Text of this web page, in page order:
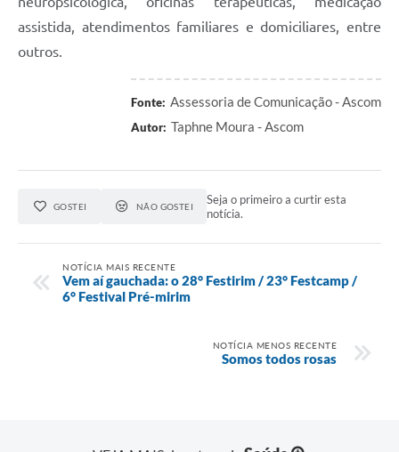
assistida, atendimentos familiares e domiciliares, entre
outros.
Fonte: Assessoria de Comunicação - Ascom
Autor: Taphne Moura - Ascom
GOSTEI NÃO GOSTEI
Seja o primeiro a curtir esta
notícia.
NOTÍCIA MAIS RECENTE
Vem aí gauchada: o 28° Festirim / 23° Festcamp /
6° Festival Pré-mirim
NOTÍCIA MENOS RECENTE
Somos todos rosas